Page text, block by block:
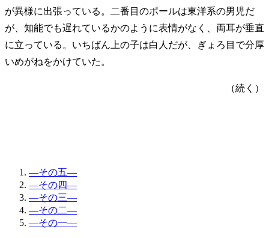
が異様に出張っている。二番目のポールは東洋系の男児だ
が、知能でも遅れているかのように表情がなく、両耳が垂直
に立っている。いちばん上の子は白人だが、ぎょろ目で分厚
いめがねをかけていた。
（続く）
―その五―
―その四―
―その三―
―その二―
―その一―